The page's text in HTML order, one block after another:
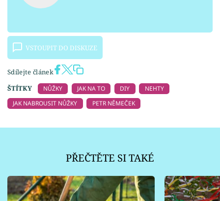
VSTOUPIT DO DISKUZE
Sdílejte článek
ŠTÍTKY
NŮŽKY JAK NA TO DIY
NEHTY
JAK NABROUSIT NŮŽKY
PETR NĚMEČEK
PŘEČTĚTE SI TAKÉ